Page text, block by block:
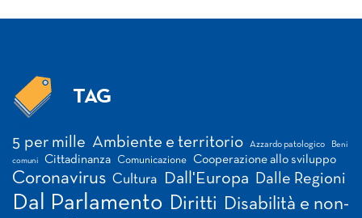
TAG
5 per mille Ambiente e territorio Azzardo patologico Beni
comuni Cittadinanza Comunicazione Cooperazione allo sviluppo
Coronavirus Cultura Dall'Europa Dalle Regioni
Dal Parlamento Diritti
Disabilità e non-